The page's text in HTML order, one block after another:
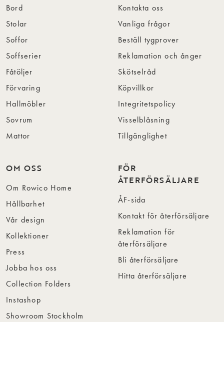
Bord
Stolar
Soffor
Soffserier
Fåtöljer
Förvaring
Hallmöbler
Sovrum
Mattor
Kontakta oss
Vanliga frågor
Beställ tygprover
Reklamation och ånger
Skötselråd
Köpvillkor
Integritetspolicy
Visselblåsning
Tillgänglighet
OM OSS
Om Rowico Home
Hållbarhet
Vår design
Kollektioner
Press
Jobba hos oss
Collection Folders
Instashop
Showroom Stockholm
FÖR
ÅTERFÖRSÄLJARE
ÅF-sida
Kontakt för återförsäljare
Reklamation för
återförsäljare
Bli återförsäljare
Hitta återförsäljare